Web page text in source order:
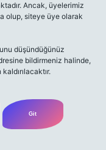
Ancak, üyelerimiz
olup, siteye üye olarak
düşündüğünüz
bildirmeniz halinde,